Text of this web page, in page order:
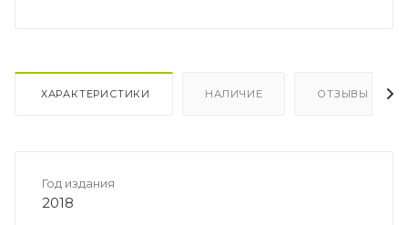
ХАРАКТЕРИСТИКИ НАЛИЧИЕ ОТЗЫВЫ
Год издания
2018